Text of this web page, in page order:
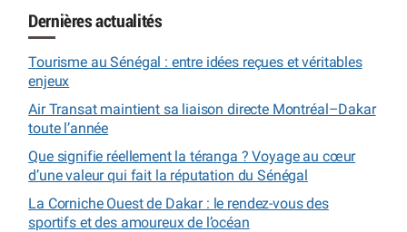
Dernières actualités
Tourisme au Sénégal : entre idées reçues et véritables
enjeux
Air Transat maintient sa liaison directe Montréal–Dakar
toute l’année
Que signifie réellement la téranga ? Voyage au cœur
d’une valeur qui fait la réputation du Sénégal
La Corniche Ouest de Dakar : le rendez-vous des
sportifs et des amoureux de l’océan